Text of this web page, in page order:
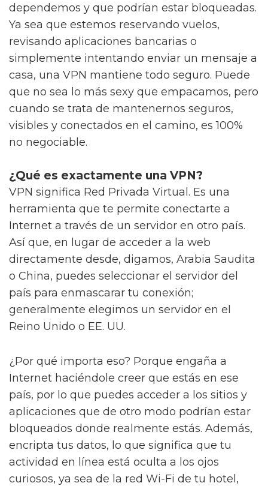
dependemos y que podrían estar bloqueadas.
Ya sea que estemos reservando vuelos,
revisando aplicaciones bancarias o
simplemente intentando enviar un mensaje a
casa, una VPN mantiene todo seguro. Puede
que no sea lo más sexy que empacamos, pero
cuando se trata de mantenernos seguros,
visibles y conectados en el camino, es 100%
no negociable.
¿Qué es exactamente una VPN?
VPN significa Red Privada Virtual. Es una
herramienta que te permite conectarte a
Internet a través de un servidor en otro país.
Así que, en lugar de acceder a la web
directamente desde, digamos, Arabia Saudita
o China, puedes seleccionar el servidor del
país para enmascarar tu conexión;
generalmente elegimos un servidor en el
Reino Unido o EE. UU.
¿Por qué importa eso? Porque engaña a
Internet haciéndole creer que estás en ese
país, por lo que puedes acceder a los sitios y
aplicaciones que de otro modo podrían estar
bloqueados donde realmente estás. Además,
encripta tus datos, lo que significa que tu
actividad en línea está oculta a los ojos
curiosos, ya sea de la red Wi-Fi de tu hotel,